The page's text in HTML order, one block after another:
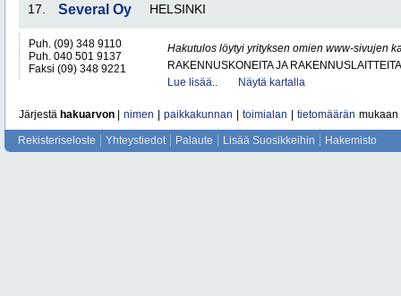
17. Several Oy HELSINKI
Puh. (09) 348 9110
Puh. 040 501 9137
Faksi (09) 348 9221
Hakutulos löytyi yrityksen omien www-sivujen
RAKENNUSKONEITA JA RAKENNUSLAITTEITA
Lue lisää..
Näytä kartalla
Järjestä hakuarvon nimen paikkakunnan toimialan tietomäärän mukaan
Rekisteriseloste Yhteystiedot Palaute Lisää Suosikkeihin Hakemisto